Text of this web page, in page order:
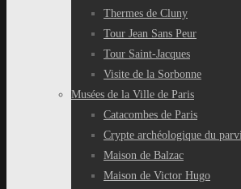
Thermes de Cluny
Tour Jean Sans Peur
Tour Saint-Jacques
Visite de la Sorbonne
Musées de la Ville de Paris
Catacombes de Paris
Crypte archéologique du
Maison de Balzac
Maison de Victor Hugo